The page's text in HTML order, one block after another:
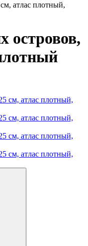
атлас плотный,
островов,